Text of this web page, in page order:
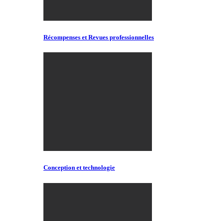
Récompenses et Revues professionnelles
Conception et technologie